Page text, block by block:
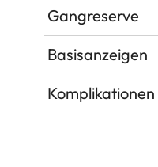
Gangreserve
Basisanzeigen
Komplikationen